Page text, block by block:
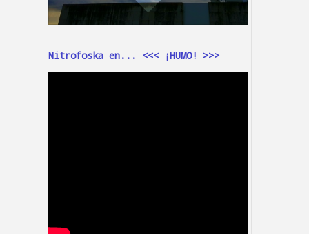
Nitrofoska en... <<< ¡HUMO! >>>